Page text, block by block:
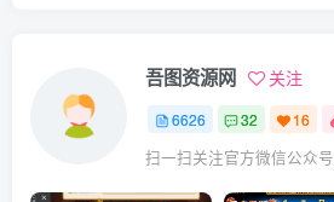
吾图资源网 关注
6626 32 16